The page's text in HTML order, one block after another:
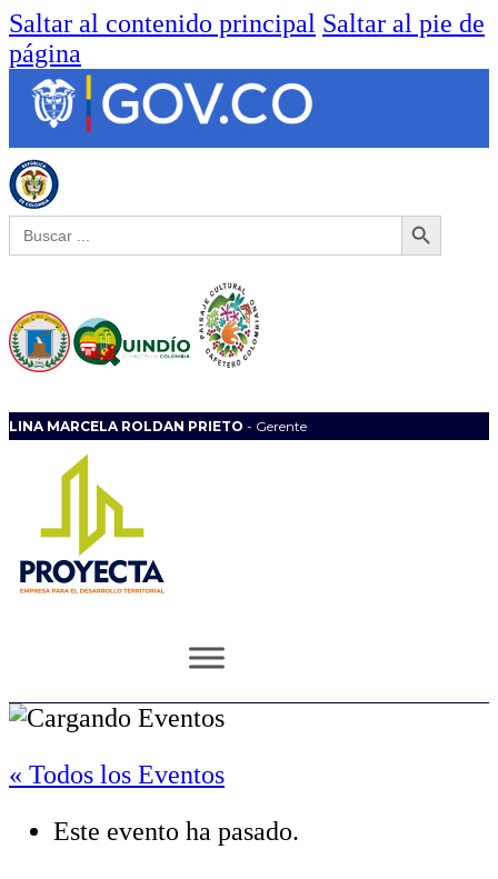
Saltar al contenido principal Saltar al pie de
página
Buscar: Botón de búsqueda
LINA MARCELA ROLDAN PRIETO - Gerente
« Todos los Eventos
Este evento ha pasado.